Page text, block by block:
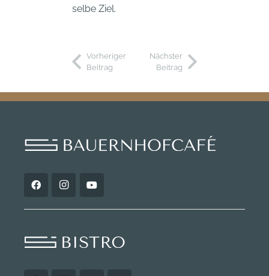
selbe Ziel.
Vorheriger
Beitrag
Nächster
Beitrag